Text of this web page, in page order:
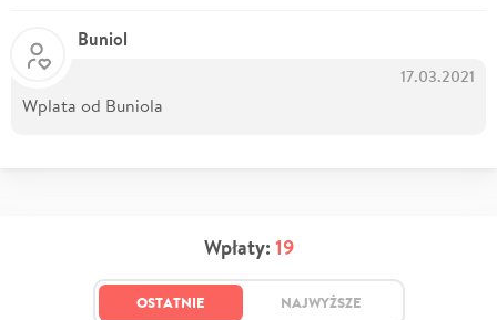
Buniol
17.03.2021
Wplata od Buniola
Wpłaty: 19
OSTATNIE NAJWYŻSZE